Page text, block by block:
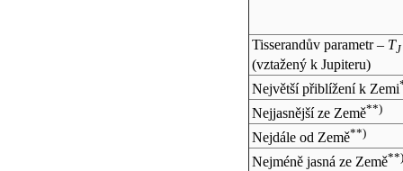
Tisserandův parametr – TJ
(vztažený k Jupiteru)
Největší přiblížení k Zemi
Nejjasnější ze Země**)
Nejdále od Země**)
Nejméně jasná ze Země**)